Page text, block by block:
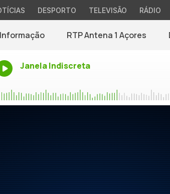
DESPORTO TELEVISÃO RÁDIO
Informação RTP Antena 1 Açores
Janela Indiscreta